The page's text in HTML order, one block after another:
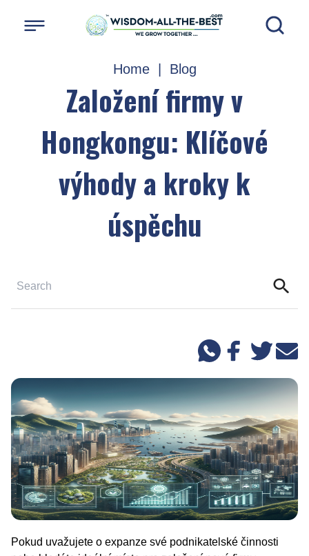
Home| Blog
Založení firmy v
Hongkongu: Klíčové
výhody a kroky k
úspěchu
Pokud uvažujete o expanze své podnikatelské činnosti